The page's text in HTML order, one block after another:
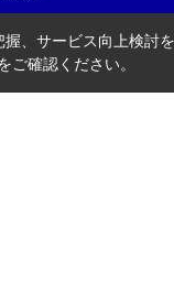
、サービス向上検討
ご確認ください。